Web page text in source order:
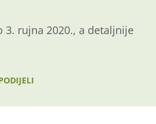
3. rujna 2020., a detaljnije